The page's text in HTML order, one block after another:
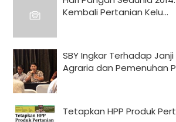
Kembali Pertanian Kelu...
SBY Ingkar Terhadap
Agraria dan Pemenuhan
Tetapkan HPP Produk